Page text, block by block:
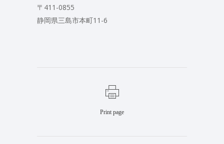
〒411-0855
静岡県三島市本町11-6
Print page